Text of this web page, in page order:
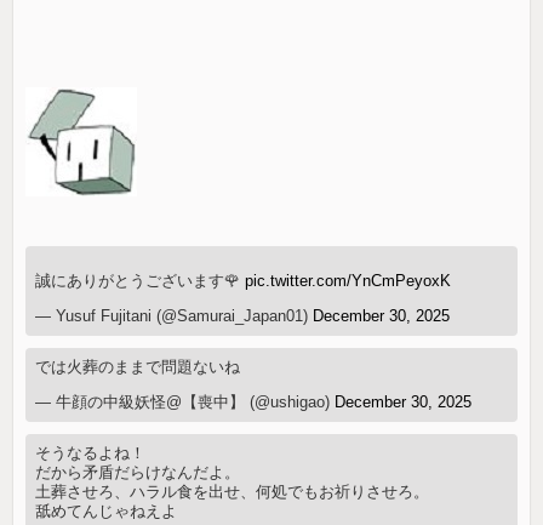
誠にありがとうございます🌹pic.twitter.com/YnCmPeyoxK
— Yusuf Fujitani (@Samurai_Japan01) December 30, 2025
では火葬のままで問題ないね
— 牛顔の中級妖怪@【喪中】 (@ushigao) December 30, 2025
そうなるよね！
だから矛盾だらけなんだよ。
土葬させろ、ハラル食を出せ、何処でもお祈りさせろ。
舐めてんじゃねえよ